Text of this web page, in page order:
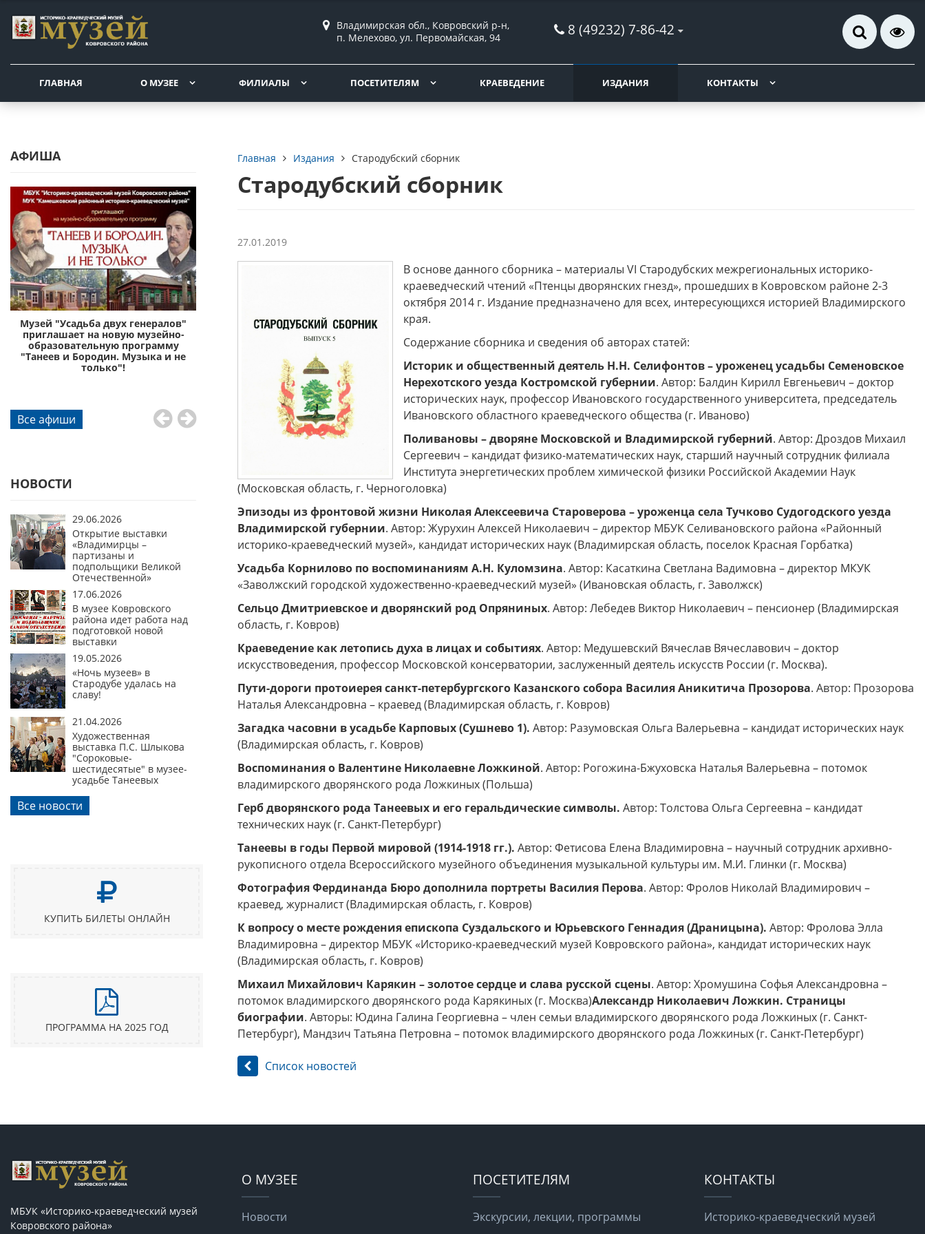
Владимирская обл., Ковровский р-н,
п. Мелехово, ул. Первомайская, 94
8 (49232) 7-86-42
ГЛАВНАЯ О МУЗЕЕ ФИЛИАЛЫ ПОСЕТИТЕЛЯМ КРАЕВЕДЕНИЕ ИЗДАНИЯ КОНТАКТЫ
АФИША
Музей "Усадьба двух генералов"
приглашает на новую музейно-
образовательную программу
"Танеев и Бородин. Музыка и не
только"!
Музей «Усадьба двух генералов»
приглашает отправиться в эпоху
князей Пожарских
Музей «Стародуб на Клязьме»
Клязьминский Городок)
музейно-образовательную
программу "Монетная мастерская
Древнего Стародуба".
разнообразные программы по
краеведческом музее Ковровского
района в августе!
только"!
Все афиши
НОВОСТИ
29.06.2026
Открытие выставки
«Владимирцы –
партизаны и
подпольщики Великой
Отечественной»
17.06.2026
В музее Ковровского
района идет работа над
подготовкой новой
выставки
19.05.2026
«Ночь музеев» в
Стародубе удалась на
славу!
21.04.2026
Художественная
выставка П.С. Шлыкова
"Сороковые-
шестидесятые" в музее-
усадьбе Танеевых
Все новости
КУПИТЬ БИЛЕТЫ ОНЛАЙН
ПРОГРАММА НА 2025 ГОД
Главная Издания Стародубский сборник
Стародубский сборник
27.01.2019
В основе данного сборника – материалы VI Стародубских межрегиональных историко-
краеведческий чтений «Птенцы дворянских гнезд», прошедших в Ковровском районе 2-3
октября 2014 г. Издание предназначено для всех, интересующихся историей Владимирского
края.
Содержание сборника и сведения об авторах статей:
Историк и общественный деятель Н.Н. Селифонтов – уроженец усадьбы Семеновское
Нерехотского уезда Костромской губернии. Автор: Балдин Кирилл Евгеньевич – доктор
исторических наук, профессор Ивановского государственного университета, председатель
Ивановского областного краеведческого общества (г. Иваново)
Поливановы – дворяне Московской и Владимирской губерний. Автор: Дроздов Михаил
Сергеевич – кандидат физико-математических наук, старший научный сотрудник филиала
Института энергетических проблем химической физики Российской Академии Наук
(Московская область, г. Черноголовка)
Эпизоды из фронтовой жизни Николая Алексеевича Староверова – уроженца села Тучково Судогодского уезда
Владимирской губернии. Автор: Журухин Алексей Николаевич – директор МБУК Селивановского района «Районный
историко-краеведческий музей», кандидат исторических наук (Владимирская область, поселок Красная Горбатка)
Усадьба Корнилово по воспоминаниям А.Н. Куломзина. Автор: Касаткина Светлана Вадимовна – директор МКУК
«Заволжский городской художественно-краеведческий музей» (Ивановская область, г. Заволжск)
Сельцо Дмитриевское и дворянский род Опряниных. Автор: Лебедев Виктор Николаевич – пенсионер (Владимирская
область, г. Ковров)
Краеведение как летопись духа в лицах и событиях. Автор: Медушевский Вячеслав Вячеславович – доктор
искусствоведения, профессор Московской консерватории, заслуженный деятель искусств России (г. Москва).
Пути-дороги протоиерея санкт-петербургского Казанского собора Василия Аникитича Прозорова. Автор: Прозорова
Наталья Александровна – краевед (Владимирская область, г. Ковров)
Загадка часовни в усадьбе Карповых (Сушнево 1). Автор: Разумовская Ольга Валерьевна – кандидат исторических наук
(Владимирская область, г. Ковров)
Воспоминания о Валентине Николаевне Ложкиной. Автор: Рогожина-Бжуховска Наталья Валерьевна – потомок
владимирского дворянского рода Ложкиных (Польша)
Герб дворянского рода Танеевых и его геральдические символы. Автор: Толстова Ольга Сергеевна – кандидат
технических наук (г. Санкт-Петербург)
Танеевы в годы Первой мировой (1914-1918 гг.). Автор: Фетисова Елена Владимировна – научный сотрудник архивно-
рукописного отдела Всероссийского музейного объединения музыкальной культуры им. М.И. Глинки (г. Москва)
Фотография Фердинанда Бюро дополнила портреты Василия Перова. Автор: Фролов Николай Владимирович –
краевед, журналист (Владимирская область, г. Ковров)
К вопросу о месте рождения епископа Суздальского и Юрьевского Геннадия (Драницына). Автор: Фролова Элла
Владимировна – директор МБУК «Историко-краеведческий музей Ковровского района», кандидат исторических наук
(Владимирская область, г. Ковров)
Михаил Михайлович Карякин – золотое сердце и слава русской сцены. Автор: Хромушина Софья Александровна –
потомок владимирского дворянского рода Карякиных (г. Москва)Александр Николаевич Ложкин. Страницы
биографии. Авторы: Юдина Галина Георгиевна – член семьи владимирского дворянского рода Ложкиных (г. Санкт-
Петербург), Мандзич Татьяна Петровна – потомок владимирского дворянского рода Ложкиных (г. Санкт-Петербург)
Список новостей
МБУК «Историко-краеведческий музей
Ковровского района»
О МУЗЕЕ
Новости
ПОСЕТИТЕЛЯМ
Экскурсии, лекции, программы
КОНТАКТЫ
Историко-краеведческий музей